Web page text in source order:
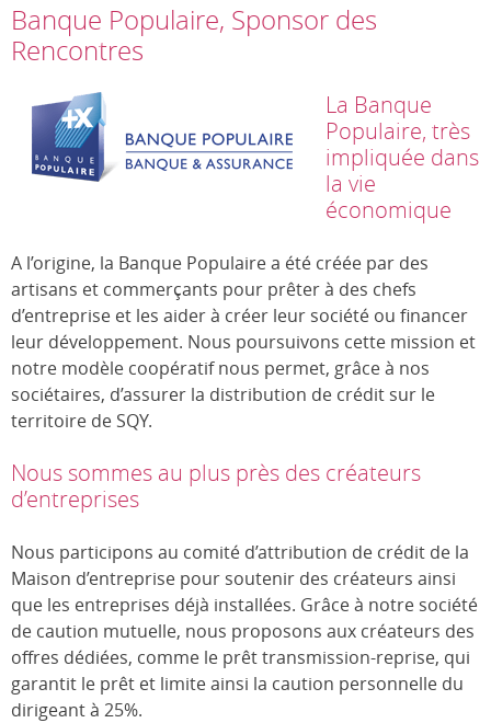
Banque Populaire, Sponsor des
Rencontres
La Banque
Populaire, très
impliquée dans
la vie
économique
A l’origine, la Banque Populaire a été créée par des
artisans et commerçants pour prêter à des chefs
d’entreprise et les aider à créer leur société ou financer
leur développement. Nous poursuivons cette mission et
notre modèle coopératif nous permet, grâce à nos
sociétaires, d’assurer la distribution de crédit sur le
territoire de SQY.
Nous sommes au plus près des créateurs
d’entreprises
Nous participons au comité d’attribution de crédit de la
Maison d’entreprise pour soutenir des créateurs ainsi
que les entreprises déjà installées. Grâce à notre société
de caution mutuelle, nous proposons aux créateurs des
offres dédiées, comme le prêt transmission-reprise, qui
garantit le prêt et limite ainsi la caution personnelle du
dirigeant à 25%.